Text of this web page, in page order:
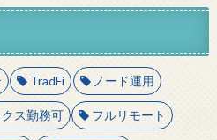
TradFi ノード運用
ス勤務可 フルリモート